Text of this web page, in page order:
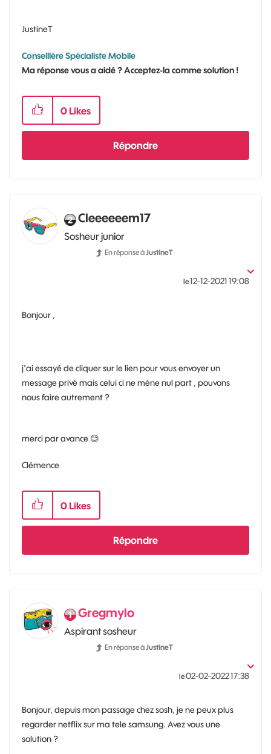
JustineT
Conseillère Spécialiste Mobile
Ma réponse vous a aidé ? Acceptez-la comme solution !
0 Likes
Répondre
Cleeeeeem17
Sosheur junior
En réponse àJustineT
le‎12-12-202119:08
Bonjour ,
j'ai essayé de cliquer sur le lien pour vous envoyer un
message privé mais celui ci ne mène nul part , pouvons
nous faire autrement ?
merci par avance 😊
Clémence
0 Likes
Répondre
Gregmylo
Aspirant sosheur
En réponse àJustineT
le‎02-02-202217:38
Bonjour, depuis mon passage chez sosh, je ne peux plus
regarder netflix sur ma tele samsung. Avez vous une
solution ?